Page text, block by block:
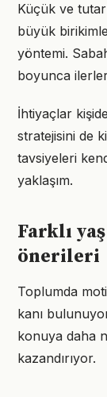
Küçük ve
büyük
yöntemi.
boyunca
İhtiyaçlar
stratejisini de
tavsiyeleri
yaklaşım.
Farklı
önerileri
Toplumda
kanı
konuya daha
kazandırıyor.